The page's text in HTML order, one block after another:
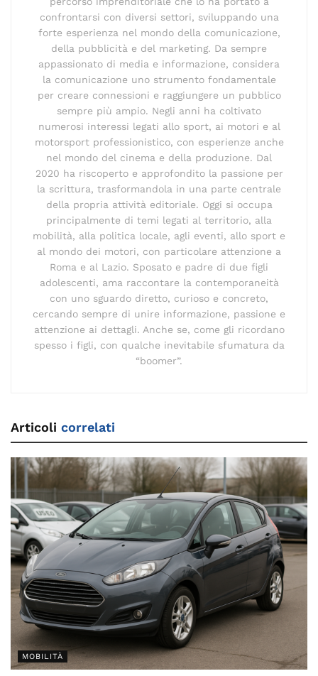
confrontarsi con diversi settori, sviluppando una
forte esperienza nel mondo della comunicazione,
della pubblicità e del marketing. Da sempre
appassionato di media e informazione, considera
la comunicazione uno strumento fondamentale
per creare connessioni e raggiungere un pubblico
sempre più ampio. Negli anni ha coltivato
numerosi interessi legati allo sport, ai motori e al
motorsport professionistico, con esperienze anche
nel mondo del cinema e della produzione. Dal
2020 ha riscoperto e approfondito la passione per
la scrittura, trasformandola in una parte centrale
della propria attività editoriale. Oggi si occupa
principalmente di temi legati al territorio, alla
mobilità, alla politica locale, agli eventi, allo sport e
al mondo dei motori, con particolare attenzione a
Roma e al Lazio. Sposato e padre di due figli
adolescenti, ama raccontare la contemporaneità
con uno sguardo diretto, curioso e concreto,
cercando sempre di unire informazione, passione e
attenzione ai dettagli. Anche se, come gli ricordano
spesso i figli, con qualche inevitabile sfumatura da
“boomer”.
Articoli correlati
MOBILITÀ